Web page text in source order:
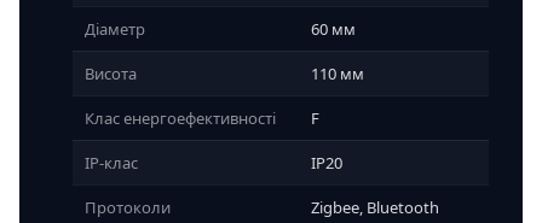
Діаметр 60 мм
Висота 110 мм
Клас енергоефективності F
IP-клас IP20
Протоколи Zigbee, Bluetooth